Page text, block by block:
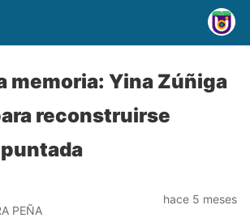
memoria: Yina Zúñiga
reconstruirse
PEÑA
hace 5 meses